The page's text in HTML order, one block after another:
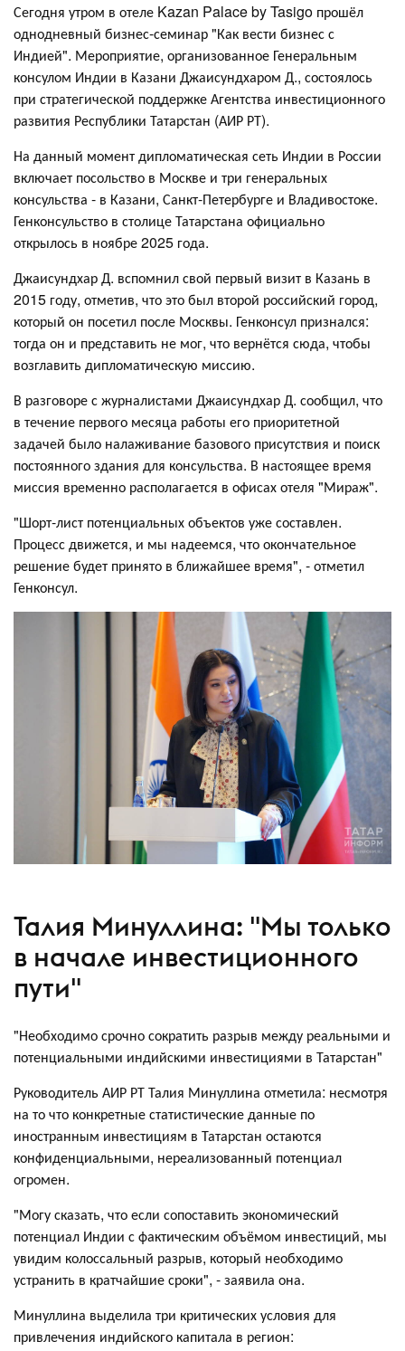
Сегодня утром в отеле Kazan Palace by Tasigo прошёл
однодневный бизнес-семинар "Как вести бизнес с
Индией". Мероприятие, организованное Генеральным
консулом Индии в Казани Джаисундхаром Д., состоялось
при стратегической поддержке Агентства инвестиционного
развития Республики Татарстан (АИР РТ).
На данный момент дипломатическая сеть Индии в России
включает посольство в Москве и три генеральных
консульства - в Казани, Санкт-Петербурге и Владивостоке.
Генконсульство в столице Татарстана официально
открылось в ноябре 2025 года.
Джаисундхар Д. вспомнил свой первый визит в Казань в
2015 году, отметив, что это был второй российский город,
который он посетил после Москвы. Генконсул признался:
тогда он и представить не мог, что вернётся сюда, чтобы
возглавить дипломатическую миссию.
В разговоре с журналистами Джаисундхар Д. сообщил, что
в течение первого месяца работы его приоритетной
задачей было налаживание базового присутствия и поиск
постоянного здания для консульства. В настоящее время
миссия временно располагается в офисах отеля "Мираж".
"Шорт-лист потенциальных объектов уже составлен.
Процесс движется, и мы надеемся, что окончательное
решение будет принято в ближайшее время", - отметил
Генконсул.
Талия Минуллина: "Мы только
в начале инвестиционного
пути"
"Необходимо срочно сократить разрыв между реальными и
потенциальными индийскими инвестициями в Татарстан"
Руководитель АИР РТ Талия Минуллина отметила: несмотря
на то что конкретные статистические данные по
иностранным инвестициям в Татарстан остаются
конфиденциальными, нереализованный потенциал
огромен.
"Могу сказать, что если сопоставить экономический
потенциал Индии с фактическим объёмом инвестиций, мы
увидим колоссальный разрыв, который необходимо
устранить в кратчайшие сроки", - заявила она.
Минуллина выделила три критических условия для
привлечения индийского капитала в регион: